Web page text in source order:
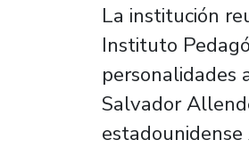
La institución
Instituto
personalidades
Salvador